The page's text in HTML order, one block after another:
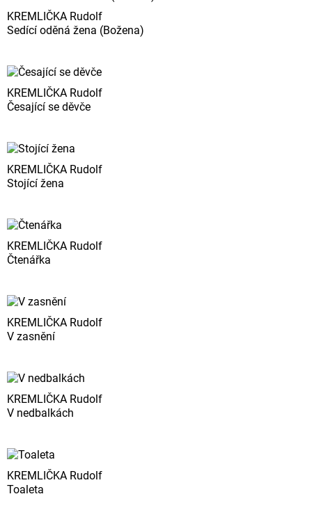
KREMLIČKA Rudolf
Sedící oděná žena (Božena)
KREMLIČKA Rudolf
Česající se děvče
KREMLIČKA Rudolf
Stojící žena
KREMLIČKA Rudolf
Čtenářka
KREMLIČKA Rudolf
V zasnění
KREMLIČKA Rudolf
V nedbalkách
KREMLIČKA Rudolf
Toaleta